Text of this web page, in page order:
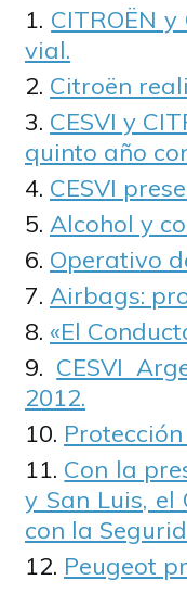
CITROËN
vial.
Citroën
CESVI y
quinto año
CESVI
Alcohol y
Operativo
Airbags:
«El
CESVI
2012.
Con la
y San Luis, el
con la
Peugeot